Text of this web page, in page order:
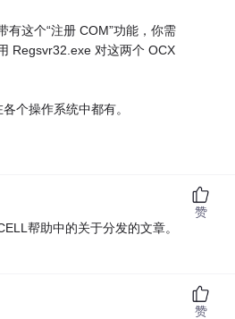
有这个“注册 COM”功能，你需
Regsvr32.exe 对这两个 OCX
个操作系统中都有。
帮助中的关于分发的文章。
赞
赞